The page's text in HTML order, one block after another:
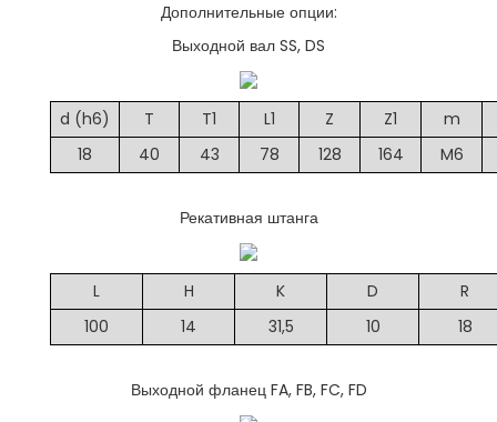
Дополнительные опции:
Выходной вал SS, DS
d (h6) T T1 L1 Z Z1
m
18
40 43 78 128 164 M6
Рекативная штанга
L H K D
R
100
14 31,5 10 18
Выходной фланец FA, FB, FC, FD